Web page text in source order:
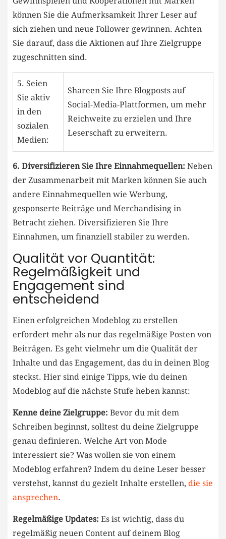
können Sie die Aufmerksamkeit Ihrer Leser auf
sich ziehen und neue Follower gewinnen. ​Achten
Sie ‍darauf, dass die Aktionen‌ auf Ihre Zielgruppe
zugeschnitten sind.
5. Seien
Sie aktiv
in den
sozialen
Medien:
Shareen Sie Ihre ⁣Blogposts auf⁣
Social-Media-Plattformen, um mehr
Reichweite zu erzielen und Ihre
Leserschaft zu erweitern.
6. Diversifizieren⁣ Sie ⁢Ihre Einnahmequellen: ‌Neben
der Zusammenarbeit⁣ mit Marken können Sie‍ auch
andere Einnahmequellen wie Werbung,
gesponserte Beiträge ⁣und Merchandising in
Betracht ziehen. Diversifizieren Sie Ihre
Einnahmen, um finanziell stabiler⁤ zu werden.
Qualität vor Quantität:
Regelmäßigkeit und
Engagement sind
entscheidend
Einen erfolgreichen Modeblog‍ zu erstellen
erfordert mehr als nur ⁤das regelmäßige Posten von
Beiträgen. ‌Es geht vielmehr um die Qualität der
Inhalte‌ und​ das Engagement, das⁣ du ⁢in deinen Blog
steckst. Hier sind einige Tipps, wie du ​deinen‌
Modeblog auf die nächste Stufe​ heben kannst:
Kenne deine Zielgruppe: Bevor du mit dem
Schreiben beginnst, solltest du deine Zielgruppe
genau definieren. Welche Art von Mode
interessiert‌ sie? Was wollen sie von einem
Modeblog erfahren? Indem ​du deine Leser besser
verstehst, ​kannst⁣ du gezielt Inhalte erstellen, die sie
ansprechen.
Regelmäßige ⁣Updates: Es ist wichtig, dass du
regelmäßig neuen⁢ Content ⁢auf deinem ⁢Blog